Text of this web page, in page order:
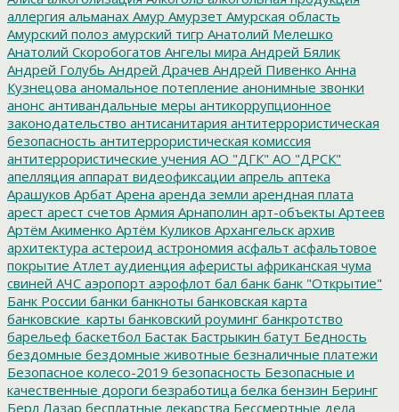
аллергия альманах Амур Амурзет Амурская область
Амурский полоз амурский тигр Анатолий Мелешко
Анатолий Скоробогатов Ангелы мира Андрей Бялик
Андрей Голубь Андрей Драчев Андрей Пивенко Анна
Кузнецова аномальное потепление анонимные звонки
анонс антивандальные меры антикоррупционное
законодательство антисанитария антитеррористическая
безопасность антитеррористическая комиссия
антитеррористические учения АО "ДГК" АО "ДРСК"
апелляция аппарат видеофиксации апрель аптека
Арашуков Арбат Арена аренда земли арендная плата
арест арест счетов Армия Арнаполин арт-объекты Артеев
Артём Акименко Артём Куликов Архангельск архив
архитектура астероид астрономия асфальт асфальтовое
покрытие Атлет аудиенция аферисты африканская чума
свиней АЧС аэропорт аэрофлот бал банк банк "Открытие"
Банк России банки банкноты банковская карта
банковские_карты банковский роуминг банкротство
барельеф баскетбол Бастак Бастрыкин батут Бедность
бездомные бездомные животные безналичные платежи
Безопасное колесо-2019 безопасность Безопасные и
качественные дороги безработица белка бензин Беринг
Берл Лазар бесплатные лекарства Бессмертные дела